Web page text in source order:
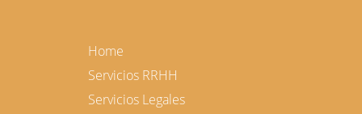
Home
Servicios RRHH
Servicios Legales